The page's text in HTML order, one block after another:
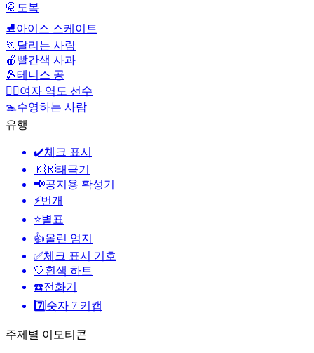
🥋 도복
⛸️아이스 스케이트
🏃 달리는 사람
🍎 빨간색 사과
🎾테니스 공
🏋️‍♀️여자 역도 선수
🏊수영하는 사람
유행
✔️체크 표시
🇰🇷태극기
📢공지용 확성기
⚡번개
⭐별표
👍올린 엄지
✅체크 표시 기호
🤍흰색 하트
☎️전화기
7️⃣ 숫자 7 키캡
주제별 이모티콘